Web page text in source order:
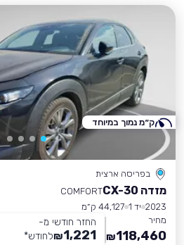
בפריסה ארצית
מזדה CX-30
COMFORT
2023 יד 1
44,127 ק״מ
מחיר
118,460
₪
החזר חודשי מ-
1,221
₪לחודש*
ק״מ נמוך במיוחד